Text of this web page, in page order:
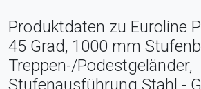
Produktdaten zu Euroline
45 Grad, 1000 mm
Treppen-/Podestgeländer,
Stufenausführung Stahl -